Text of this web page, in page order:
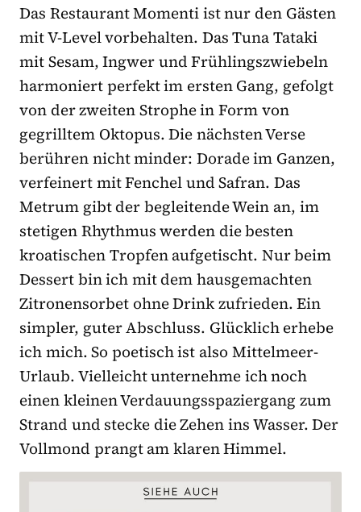
Das Restaurant Momenti ist nur den Gästen
mit V-Level vorbehalten. Das Tuna Tataki
mit Sesam, Ingwer und Frühlingszwiebeln
harmoniert perfekt im ersten Gang, gefolgt
von der zweiten Strophe in Form von
gegrilltem Oktopus. Die nächsten Verse
berühren nicht minder: Dorade im Ganzen,
verfeinert mit Fenchel und Safran. Das
Metrum gibt der begleitende Wein an, im
stetigen Rhythmus werden die besten
kroatischen Tropfen aufgetischt. Nur beim
Dessert bin ich mit dem hausgemachten
Zitronensorbet ohne Drink zufrieden. Ein
simpler, guter Abschluss. Glücklich erhebe
ich mich. So poetisch ist also Mittelmeer-
Urlaub. Vielleicht unternehme ich noch
einen kleinen Verdauungsspaziergang zum
Strand und stecke die Zehen ins Wasser. Der
Vollmond prangt am klaren Himmel.